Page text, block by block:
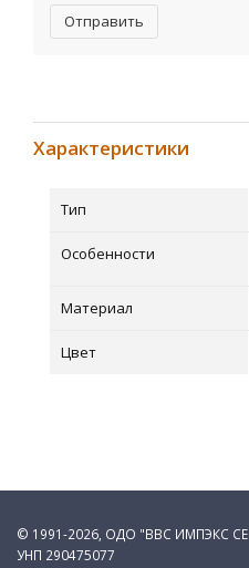
Отправить
Характеристики
Тип
Особенности
Материал
Цвет
© 1991-2026, ОДО "ВВС ИМПЭКС
УНП 290475077